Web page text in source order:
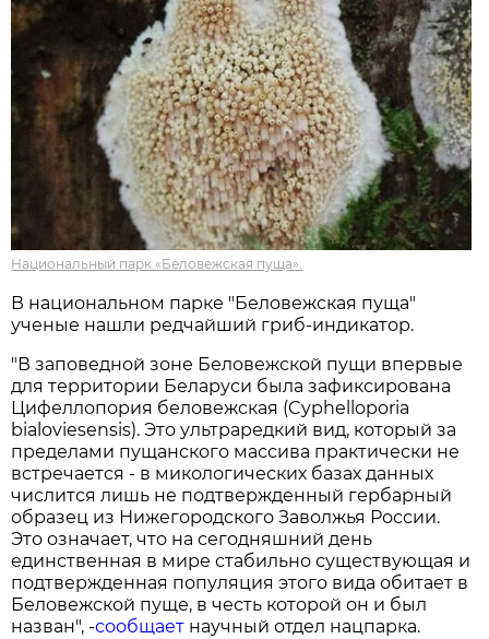
Национальный парк «Беловежская пуща».
В национальном парке "Беловежская пуща"
ученые нашли редчайший гриб-индикатор.
"В заповедной зоне Беловежской пущи впервые
для территории Беларуси была зафиксирована
Цифеллопория беловежская (Cyphelloporia
bialoviesensis). Это ультраредкий вид, который за
пределами пущанского массива практически не
встречается - в микологических базах данных
числится лишь не подтвержденный гербарный
образец из Нижегородского Заволжья России.
Это означает, что на сегодняшний день
единственная в мире стабильно существующая и
подтвержденная популяция этого вида обитает в
Беловежской пуще, в честь которой он и был
назван", -сообщает научный отдел нацпарка.